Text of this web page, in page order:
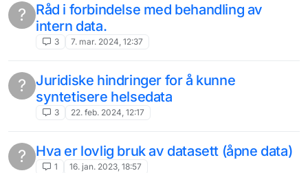
?
Råd i forbindelse med behandling av
intern data.
3 7. mar. 2024, 12:37
?
Juridiske hindringer for å kunne
syntetisere helsedata
3 22. feb. 2024, 12:17
? Hva er lovlig bruk av datasett (åpne data)
1 16. jan. 2023, 18:57